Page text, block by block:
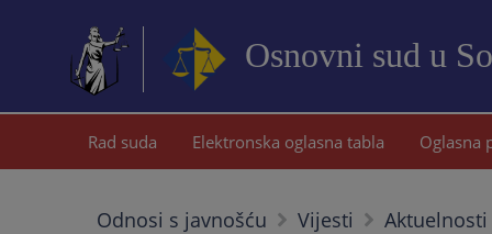
Osnovni sud u
Rad suda Elektronska oglasna tabla Oglasna
Odnosi s javnošću Vijesti Aktuelnosti